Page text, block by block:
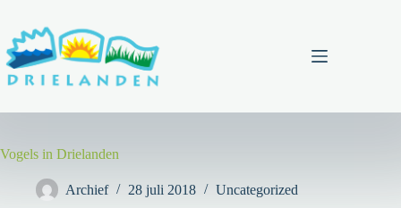
de
inhoud
Vogels in Drielanden
Archief 28 juli 2018 Uncategorized